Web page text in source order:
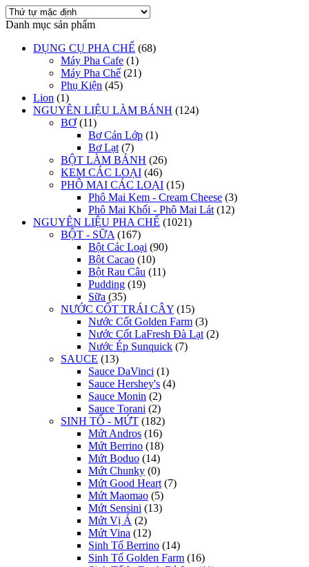
Danh mục sản phẩm
DỤNG CỤ PHA CHẾ (68)
Máy Pha Cafe (1)
Máy Pha Chế (21)
Phụ Kiện (45)
Lion (1)
NGUYÊN LIỆU LÀM BÁNH (124)
BƠ (11)
Bơ Cán Lớp (1)
Bơ Lạt (7)
BỘT LÀM BÁNH (26)
KEM CÁC LOẠI (46)
PHÔ MAI CÁC LOẠI (15)
Phô Mai Kem - Cream Cheese (3)
Phô Mai Khối - Phô Mai Lát (12)
NGUYÊN LIỆU PHA CHẾ (1021)
BỘT - SỮA (167)
Bột Các Loại (90)
Bột Cacao (10)
Bột Rau Câu (11)
Pudding (19)
Sữa (35)
NƯỚC CỐT TRÁI CÂY (15)
Nước Cốt Golden Farm (3)
Nước Cốt LaFresh Đà Lạt (2)
Nước Ép Sunquick (7)
SAUCE (13)
Sauce DaVinci (1)
Sauce Hershey's (4)
Sauce Monin (2)
Sauce Torani (2)
SINH TỐ - MỨT (182)
Mứt Andros (16)
Mứt Berrino (18)
Mứt Boduo (14)
Mứt Chunky (0)
Mứt Good Heart (7)
Mứt Maomao (5)
Mứt Sensini (13)
Mứt Vị Á (2)
Mứt Vina (12)
Sinh Tố Berrino (14)
Sinh Tố Golden Farm (16)